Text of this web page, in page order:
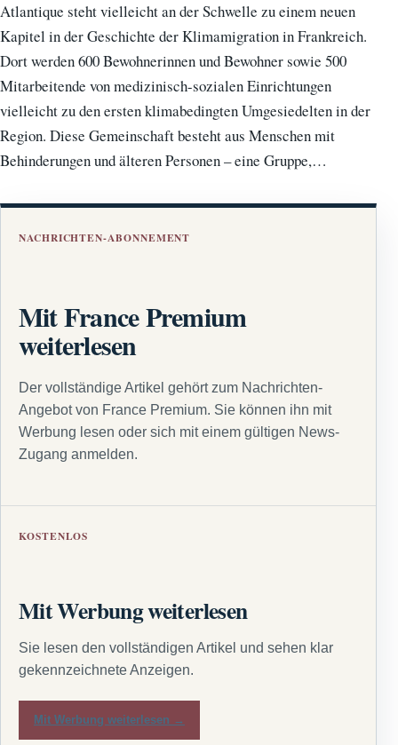
Atlantique steht vielleicht an der Schwelle zu einem neuen
Kapitel in der Geschichte der Klimamigration in Frankreich.
Dort werden 600 Bewohnerinnen und Bewohner sowie 500
Mitarbeitende von medizinisch-sozialen Einrichtungen
vielleicht zu den ersten klimabedingten Umgesiedelten in der
Region. Diese Gemeinschaft besteht aus Menschen mit
Behinderungen und älteren Personen – eine Gruppe,…
NACHRICHTEN-ABONNEMENT
Mit France Premium
weiterlesen
Der vollständige Artikel gehört zum Nachrichten-
Angebot von France Premium. Sie können ihn mit
Werbung lesen oder sich mit einem gültigen News-
Zugang anmelden.
KOSTENLOS
Mit Werbung weiterlesen
Sie lesen den vollständigen Artikel und sehen klar
gekennzeichnete Anzeigen.
Mit Werbung weiterlesen →